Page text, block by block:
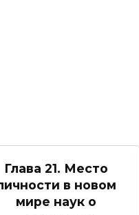
Глава 21. Место
в новом
мире наук о